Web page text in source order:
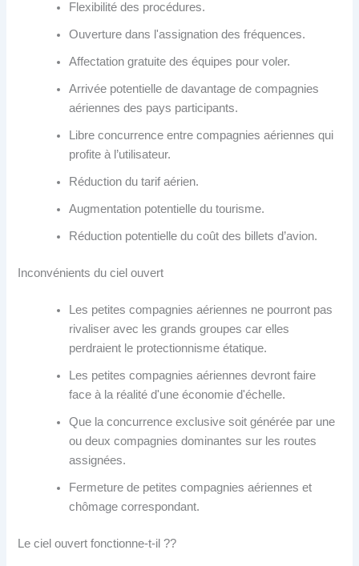
Flexibilité des procédures.
Ouverture dans l'assignation des fréquences.
Affectation gratuite des équipes pour voler.
Arrivée potentielle de davantage de compagnies
aériennes des pays participants.
Libre concurrence entre compagnies aériennes qui
profite à l’utilisateur.
Réduction du tarif aérien.
Augmentation potentielle du tourisme.
Réduction potentielle du coût des billets d’avion.
Inconvénients du ciel ouvert
Les petites compagnies aériennes ne pourront pas
rivaliser avec les grands groupes car elles
perdraient le protectionnisme étatique.
Les petites compagnies aériennes devront faire
face à la réalité d'une économie d'échelle.
Que la concurrence exclusive soit générée par une
ou deux compagnies dominantes sur les routes
assignées.
Fermeture de petites compagnies aériennes et
chômage correspondant.
Le ciel ouvert fonctionne-t-il ??